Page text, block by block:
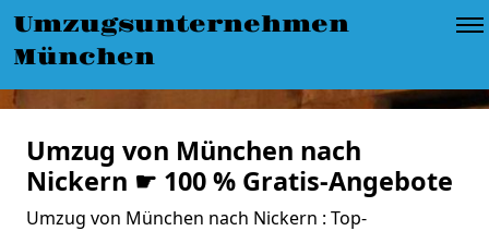
Umzugsunternehmen
München
Umzug von München nach
Nickern ☛ 100 % Gratis-Angebote
Umzug von München nach Nickern : Top-